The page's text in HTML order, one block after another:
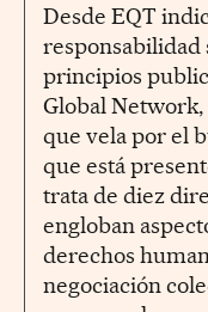
Desde EQT
responsabilidad
principios
Global
que vela por el
que está
trata de diez
engloban
derechos
negociación